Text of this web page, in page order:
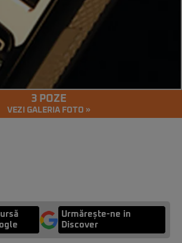
3 POZE
VEZI GALERIA FOTO »
Urmărește-ne in
Discover